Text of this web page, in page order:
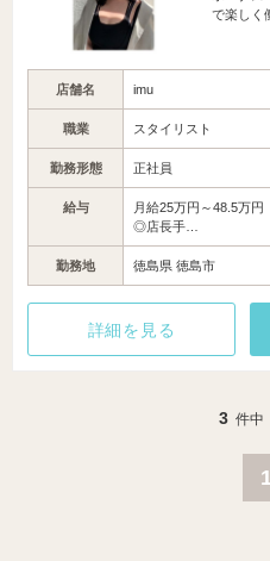
で楽しく
店舗名 imu
職業 スタイリスト
勤務形態 正社員
給与
月給25万円～48.5万
◎店長手…
勤務地 徳島県 徳島市
詳細を見る
3 件中